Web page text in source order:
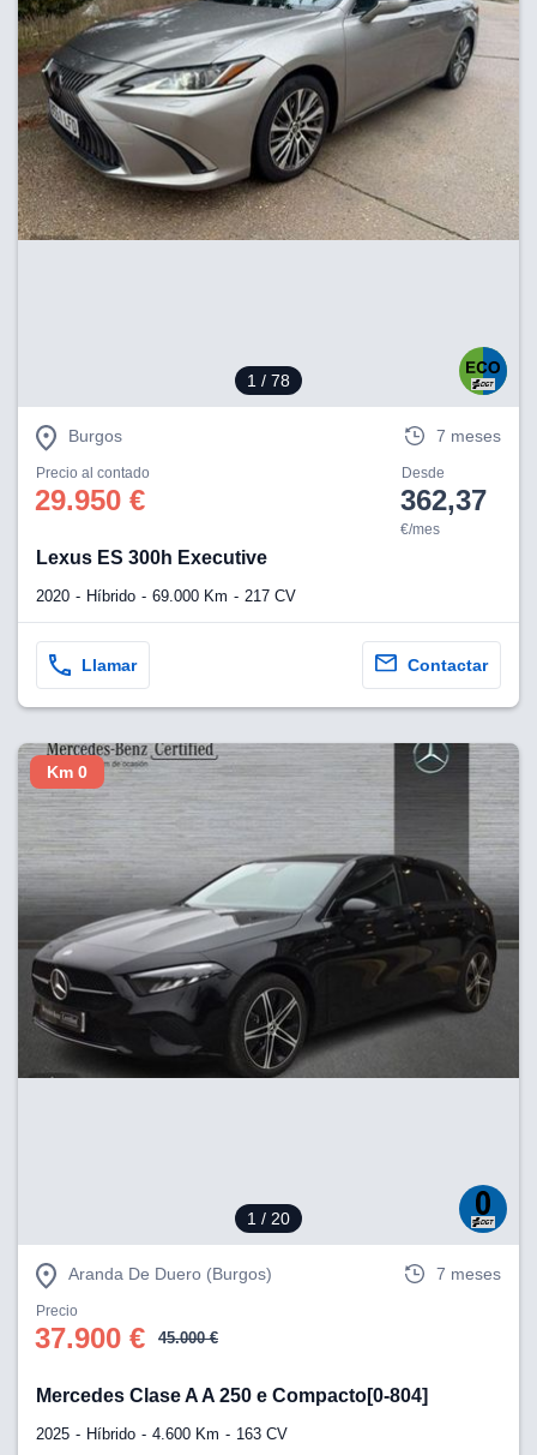
1 / 78
Burgos 7 meses
Precio al contado
29.950 €
Desde
362,37
€/mes
Lexus ES 300h Executive
2020 Híbrido 69.000 Km 217 CV
Llamar Contactar
1 / 20
Km 0
Aranda De Duero (Burgos) 7 meses
Precio
37.900 € 45.000 €
Mercedes Clase A A 250 e Compacto[0-804]
2025 Híbrido 4.600 Km 163 CV